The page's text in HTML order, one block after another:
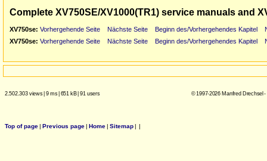
Complete XV750SE/XV1000(TR1) service manuals and
XV750se: Vorhergehende Seite Nächste Seite Beginn des/Vorhergehendes Kapitel
XV750se: Vorhergehende Seite Nächste Seite Beginn des/Vorhergehendes Kapitel
2.502.303 views| 9 ms| 651 kB| 91 users © 1997-2026 Manfred Drechsel
Top of page| Previous page| Home| Sitemap| |